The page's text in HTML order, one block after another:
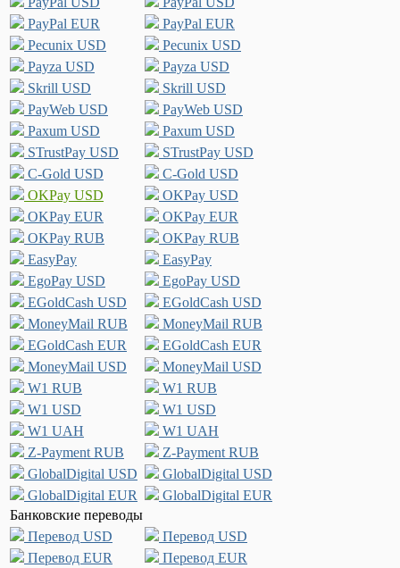
PayPal EUR
PayPal EUR
Pecunix USD
Pecunix USD
Payza USD
Payza USD
Skrill USD
Skrill USD
PayWeb USD
PayWeb USD
Paxum USD
Paxum USD
STrustPay USD
STrustPay USD
C-Gold USD
C-Gold USD
OKPay USD
OKPay USD
OKPay EUR
OKPay EUR
OKPay RUB
OKPay RUB
EasyPay
EasyPay
EgoPay USD
EgoPay USD
EGoldCash USD
EGoldCash USD
MoneyMail RUB
MoneyMail RUB
EGoldCash EUR
EGoldCash EUR
MoneyMail USD
MoneyMail USD
W1 RUB
W1 RUB
W1 USD
W1 USD
W1 UAH
W1 UAH
Z-Payment RUB
Z-Payment RUB
GlobalDigital USD
GlobalDigital USD
GlobalDigital EUR
GlobalDigital EUR
Банковские переводы
Перевод USD
Перевод USD
Перевод EUR
Перевод EUR